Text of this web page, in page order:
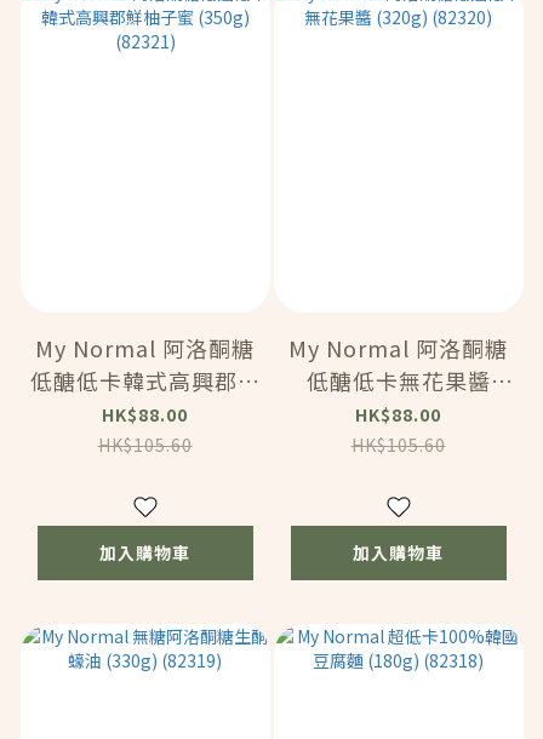
My Normal 阿洛酮糖
低醣低卡韓式高興郡鮮
柚子蜜 (350g)
(82321)
HK$88.00
HK$105.60
加入購物車
My Normal 阿洛酮糖
低醣低卡無花果醬
(320g) (82320)
HK$88.00
HK$105.60
加入購物車